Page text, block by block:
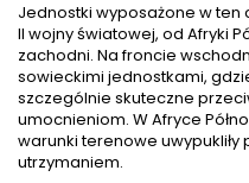
Jednostki wyposażone w ten
II wojny światowej, od Afryki
zachodni. Na froncie
sowieckimi jednostkami,
szczególnie skuteczne
umocnieniom. W Afryce
warunki terenowe
utrzymaniem.